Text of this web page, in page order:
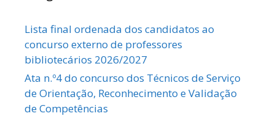
Lista final ordenada dos candidatos ao
concurso externo de professores
bibliotecários 2026/2027
Ata n.º4 do concurso dos Técnicos de Serviço
de Orientação, Reconhecimento e Validação
de Competências